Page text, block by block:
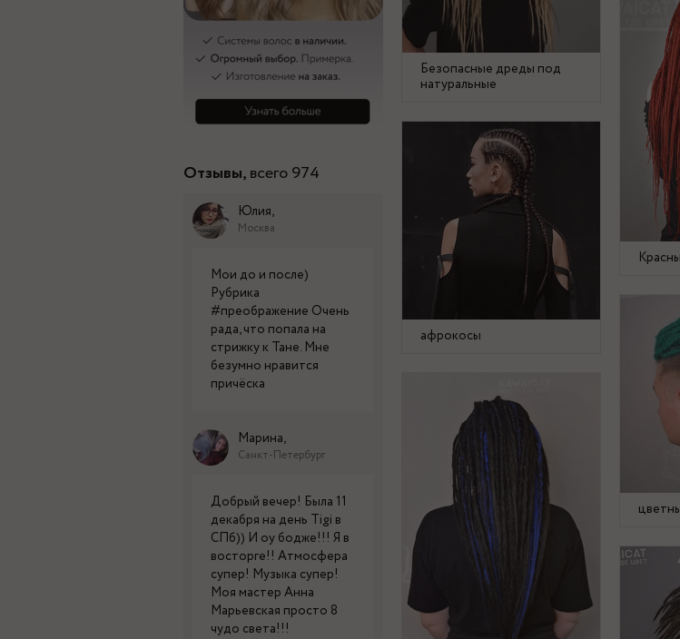
Отзывы,всего 974
Юлия,
Москва
Мои до и после)
Рубрика
#преображение Очень
рада, что попала на
стрижку к Тане. Мне
безумно нравится
причёска
Марина,
Санкт-Петербург
Добрый вечер! Была 11
декабря на день Tigi в
СПб)) И оу бодже!!! Я в
восторге!! Атмосфера
супер! Музыка супер!
Моя мастер Анна
Марьевская просто 8
чудо света!!!
Безопасные дреды под
натуральные
афрокосы